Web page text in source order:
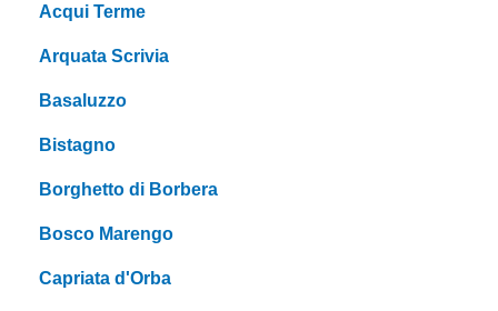
Acqui Terme
Arquata Scrivia
Basaluzzo
Bistagno
Borghetto di Borbera
Bosco Marengo
Capriata d'Orba